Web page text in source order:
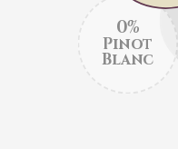
0%
Pinot
Blanc